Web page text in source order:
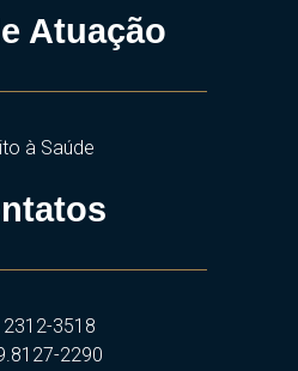
Atuação
à Saúde
2312-3518
2290